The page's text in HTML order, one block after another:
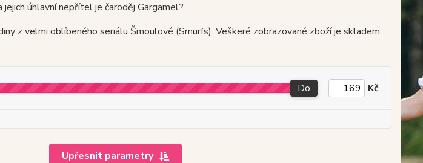
úhlavní nepřítel je čaroděj Gargamel?
z velmi oblíbeného seriálu Šmoulové (Smurfs). Veškeré zobrazované zboží je skladem.
Upřesnit parametry
Do Kč